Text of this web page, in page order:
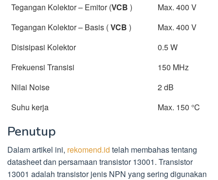
Tegangan Kolektor – Emitor (VCB )
Max. 400 V
Tegangan Kolektor – Basis (VCB )
Max. 400 V
Disisipasi Kolektor
0.5 W
Frekuensi Transisi
150 MHz
Nilai Noise
2 dB
Suhu kerja
Max. 150 °C
Penutup
Dalam artikel ini, rekomend.id telah membahas tentang
datasheet dan persamaan transistor 13001. Transistor
13001 adalah transistor jenis NPN yang sering digunakan